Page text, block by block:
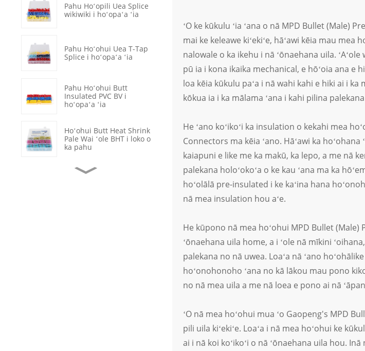
Pahu Hoʻopili Uea Splice
wikiwiki i hoʻopaʻa ʻia
Pahu Hoʻohui Uea T-Tap
Splice i hoʻopaʻa ʻia
Pahu Hoʻohui Butt
Insulated PVC BV i
hoʻopaʻa ʻia
Hoʻohui Butt Heat Shrink
Pale Wai ʻole BHT i loko o
ka pahu
Nā Kikowaena Crimp
ʻO ke kūkulu ʻia ʻana o nā MPD Bullet (Male)
mai ke keleawe kiʻekiʻe, hāʻawi kēia mau mea
nalowale o ka ikehu i nā ʻōnaehana uila.
pū ia i kona ikaika mechanical, e hōʻoia ana e
loa kēia kūkulu paʻa i nā wahi kahi e hiki ai i ka
kōkua ia i ka mālama ʻana i kahi pilina
He ʻano koʻikoʻi ka insulation o kekahi mea
Connectors ma kēia ʻano. Hāʻawi ka
kaiapuni e like me ka makū, ka lepo, a me nā
palekana holoʻokoʻa o ke kau ʻana ma ka
hoʻolālā pre-insulated i ke kaʻina hana
nā mea insulation hou aʻe.
He kūpono nā mea hoʻohui MPD Bullet (Male)
ʻōnaehana uila home, a i ʻole nā ​​​​mīkini
palekana no nā uwea. Loaʻa nā ʻano
hoʻonohonoho ʻana no kā lākou mau pono
no nā mea uila a me nā loea e pono ai nā
ʻO nā mea hoʻohui mua ʻo Gaopeng's MPD
pili uila kiʻekiʻe. Loaʻa i nā mea hoʻohui ke
ai i nā koi koʻikoʻi o nā ʻōnaehana uila hou.